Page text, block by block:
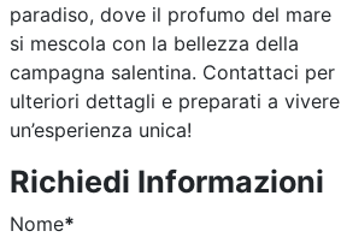
paradiso, dove il profumo del mare
si mescola con la bellezza della
campagna salentina. Contattaci per
ulteriori dettagli e preparati a vivere
un’esperienza unica!
Richiedi Informazioni
Nome*